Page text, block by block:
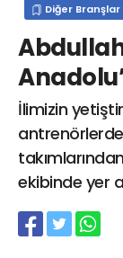
Diğer Branşlar
İlimizin
ekibinde yer